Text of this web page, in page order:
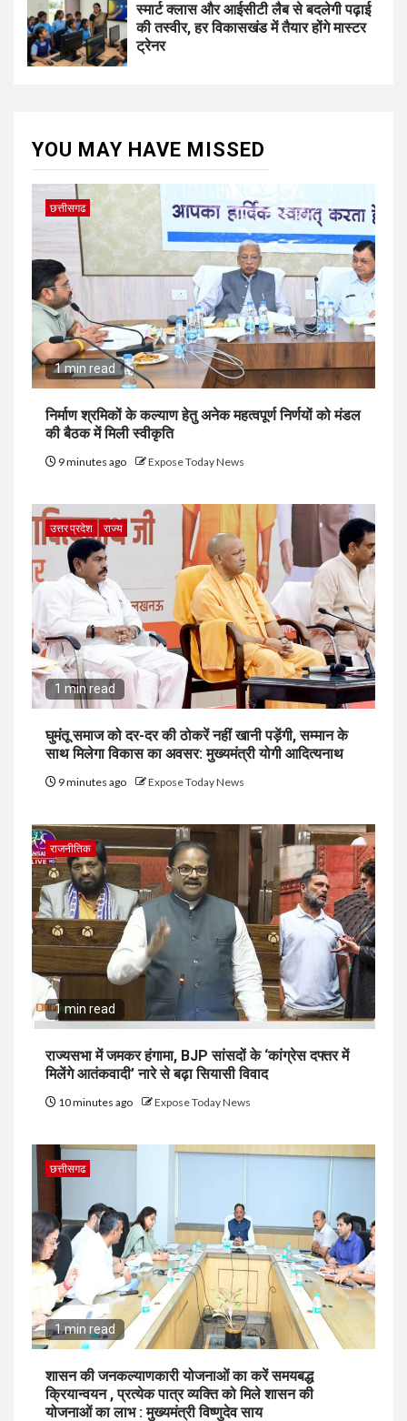
स्मार्ट क्लास और आईसीटी लैब से बदलेगी पढ़ाई
की तस्वीर, हर विकासखंड में तैयार होंगे मास्टर
ट्रेनर
YOU MAY HAVE MISSED
छत्तीसगढ
1 min read
निर्माण श्रमिकों के कल्याण हेतु अनेक महत्वपूर्ण निर्णयों को मंडल
की बैठक में मिली स्वीकृति
9 minutes ago Expose Today News
उत्तर प्रदेश राज्य
1 min read
घुमंतू समाज को दर-दर की ठोकरें नहीं खानी पड़ेंगी, सम्मान के
साथ मिलेगा विकास का अवसर: मुख्यमंत्री योगी आदित्यनाथ
9 minutes ago Expose Today News
राजनीतिक
1 min read
राज्यसभा में जमकर हंगामा, BJP सांसदों के ‘कांग्रेस दफ्तर में
मिलेंगे आतंकवादी’ नारे से बढ़ा सियासी विवाद
10 minutes ago Expose Today News
छत्तीसगढ
1 min read
शासन की जनकल्याणकारी योजनाओं का करें समयबद्ध
क्रियान्वयन , प्रत्येक पात्र व्यक्ति को मिले शासन की
योजनाओं का लाभ : मुख्यमंत्री विष्णुदेव साय